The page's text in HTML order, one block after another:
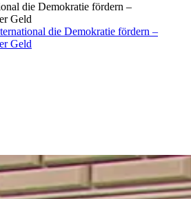
die Demokratie fördern –
Geld
die Demokratie fördern –
Geld